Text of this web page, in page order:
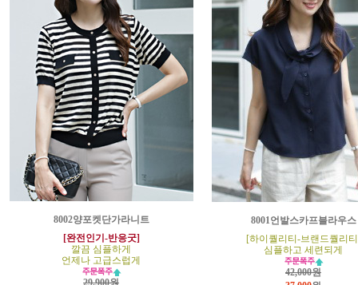
8002양포켓단가라니트
[완전인기-반응굿]
깔끔 심플하게
언제나 고급스럽게
29,900원
8001언발스카프블라우스
[하이퀄리티-브랜드퀄리
심플하고 세련되게
42,000원